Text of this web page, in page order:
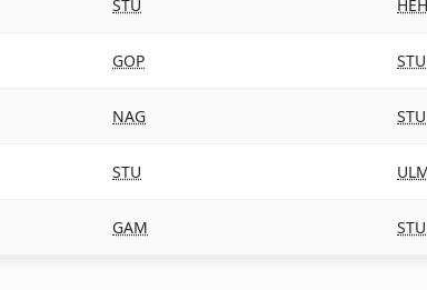
STU HEH
GOP STU
NAG STU
STU
GAM STU